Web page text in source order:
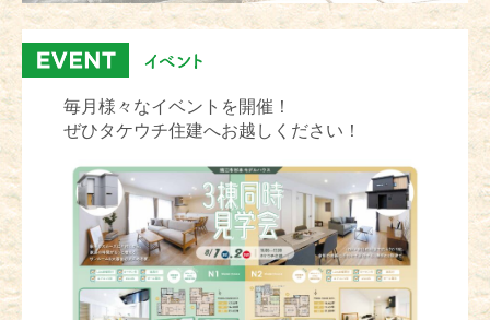
毎月様々なイベントを開催！
ぜひタケウチ住建へお越しください！